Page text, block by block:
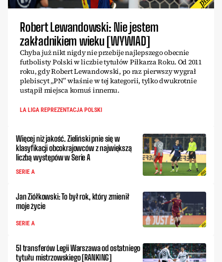
Robert Lewandowski: Nie jestem
zakładnikiem wieku [WYWIAD]
Chyba już nikt nigdy nie przebije najlepszego obecnie
futbolisty Polski w liczbie tytułów Piłkarza Roku. Od 2011
roku, gdy Robert Lewandowski, po raz pierwszy wygrał
plebiscyt „PN” właśnie w tej kategorii, tylko dwukrotnie
ustąpił miejsca komuś innemu.
LA LIGA REPREZENTACJA POLSKI
Więcej niż jakość. Zieliński pnie się w
klasyfikacji obcokrajowców z największą
liczbą występów w Serie A
SERIE A
Jan Ziółkowski: To był rok, który zmienił
moje życie
SERIE A
51 transferów Legii Warszawa od ostatniego
tytułu mistrzowskiego [RANKING]